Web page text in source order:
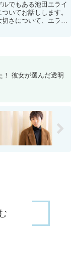
でもある池田エライ
いてお話しします。
さについて、エライ
！ 彼女が選んだ透明